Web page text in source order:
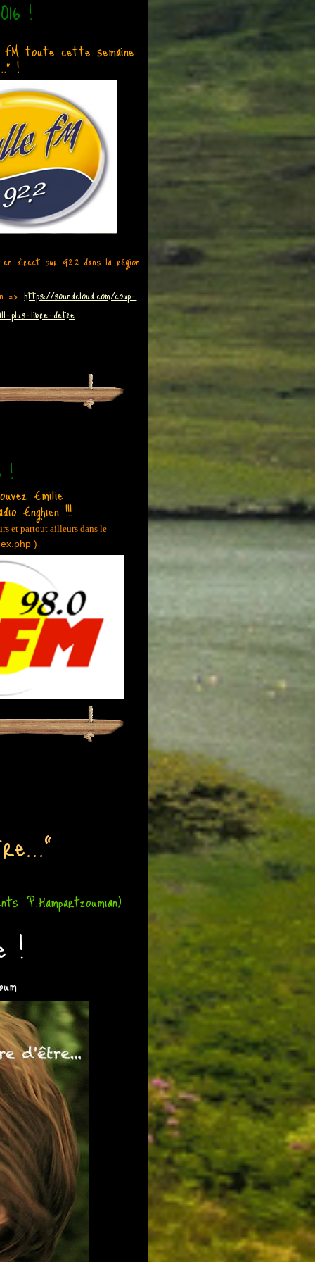
!
toute cette semaine
!
direct sur 92.2 dans la région
=> https://soundcloud.com/coup-
plus-libre-detre
!
Emilie
Enghien !!!
et partout ailleurs dans le
)
P.Hampartzoumian)
!